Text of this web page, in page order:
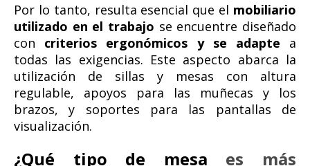
Por lo tanto, resulta esencial que el mobiliario
utilizado en el trabajo se encuentre diseñado
con criterios ergonómicos y se adapte a
todas las exigencias. Este aspecto abarca la
utilización de sillas y mesas con altura
regulable, apoyos para las muñecas y los
brazos, y soportes para las pantallas de
visualización.
¿Qué tipo de mesa es más